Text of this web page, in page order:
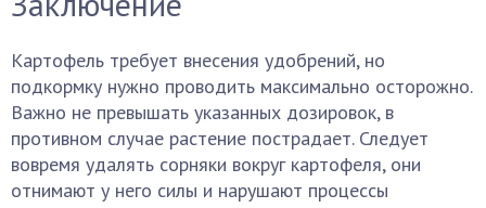
Картофель требует внесения удобрений, но
подкормку нужно проводить максимально осторожно.
Важно не превышать указанных дозировок, в
противном случае растение пострадает. Следует
вовремя удалять сорняки вокруг картофеля, они
отнимают у него силы и нарушают процессы